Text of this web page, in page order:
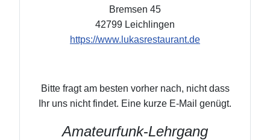
Bremsen 45
42799 Leichlingen
https://www.lukasrestaurant.de
Bitte fragt am besten vorher nach, nicht dass
Ihr uns nicht findet. Eine kurze E-Mail genügt.
Amateurfunk-Lehrgang